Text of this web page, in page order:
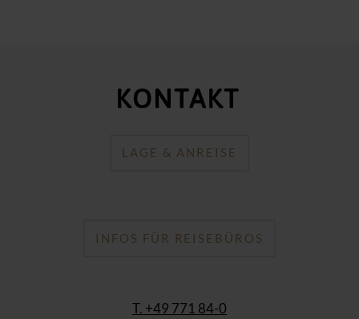
KONTAKT
LAGE & ANREISE
INFOS FÜR REISEBÜROS
T. +49 771 84-0